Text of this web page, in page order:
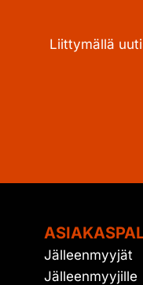
Liittymällä
Jälleenmyyjät
Jälleenmyyjille